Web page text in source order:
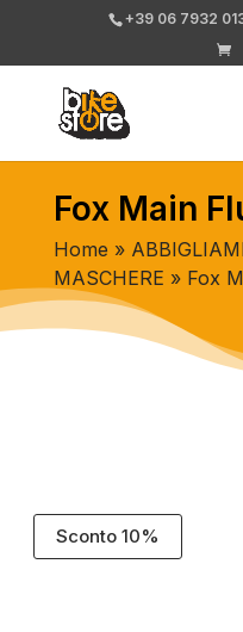
+39 06 7932
Fox Main
Home »
MASCHERE » Fox
Sconto 10%